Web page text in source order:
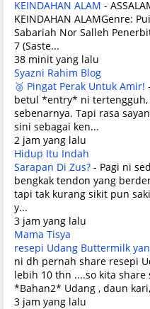
KEINDAHAN ALAM -
KEINDAHAN ALAMGenre:
Sabariah Nor Salleh
7 (Saste...
38 minit yang lalu
Syazni Rahim Blog
🥈 Pingat Perak Untuk Amir! -
betul *entry* ni
sebenarnya. Tapi rasa
sini sebagai ken...
2 jam yang lalu
Hidup Itu Indah
Sarapan Di Zus? - Pagi ni
bengkak tendon yang
tapi tak kurang sikit pun
y...
3 jam yang lalu
Mama Tisya
resepi Udang Buttermilk
ni dh pernah share resepi
lebih 10 thn ....so kita
*Bahan2* Udang , daun
3 jam yang lalu